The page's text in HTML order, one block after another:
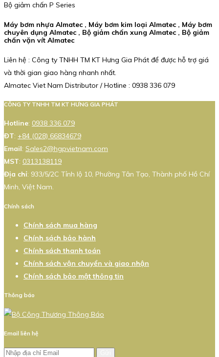
Bộ giảm chấn P Series
Máy bơm nhựa Almatec , Máy bơm kim loại Almatec , Máy bơm
chuyên dụng Almatec , Bộ giảm chấn xung Almatec , Bộ giảm
chấn vặn vít Almatec
Liên hệ : Công ty TNHH TM KT Hưng Gia Phát để được hỗ trợ giá
và thời gian giao hàng nhanh nhất.
Almatec Viet Nam Distributor / Hotline : 0938 336 079
CÔNG TY TNHH TM KT HƯNG GIA PHÁT
Hotline: 0938 336 079
ĐT: +84 (028) 66834679
Email: Sales2@hgpvietnam.com
MST: 0313138119
Địa chỉ: 933/5/2C Tỉnh lộ 10, Phường Tân Tạo, Thành phố Hồ Chí
Minh, Việt Nam.
Chính sách
Chính sách mua hàng
Chính sách bảo hành
Chính sách thanh toán
Chính sách vận chuyển và giao nhận
Chính sách bảo mật thông tin
Thông báo
Email liên hệ